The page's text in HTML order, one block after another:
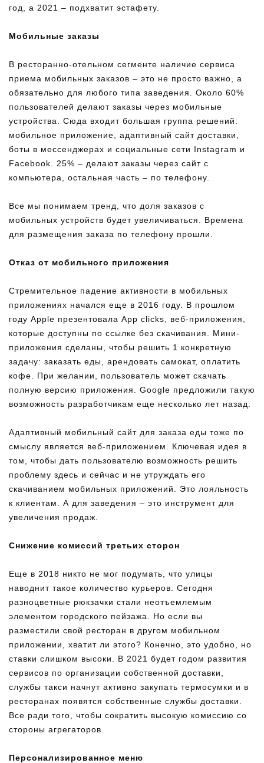
год, а 2021 – подхватит эстафету.
Мобильные заказы
В ресторанно-отельном сегменте наличие сервиса
приема мобильных заказов – это не просто важно, а
обязательно для любого типа заведения. Около 60%
пользователей делают заказы через мобильные
устройства. Сюда входит большая группа решений:
мобильное приложение, адаптивный сайт доставки,
боты в мессенджерах и социальные сети Instagram и
Facebook. 25% – делают заказы через сайт c
компьютера, остальная часть – по телефону.
Все мы понимаем тренд, что доля заказов с
мобильных устройств будет увеличиваться. Времена
для размещения заказа по телефону прошли.
Отказ от мобильного приложения
Стремительное падение активности в мобильных
приложениях начался еще в 2016 году. В прошлом
году Apple презентовала App clicks, веб-приложения,
которые доступны по ссылке без скачивания. Мини-
приложения сделаны, чтобы решить 1 конкретную
задачу: заказать еды, арендовать самокат, оплатить
кофе. При желании, пользователь может скачать
полную версию приложения. Google предложили такую
возможность разработчикам еще несколько лет назад.
Адаптивный мобильный сайт для заказа еды тоже по
смыслу является веб-приложением. Ключевая идея в
том, чтобы дать пользователю возможность решить
проблему здесь и сейчас и не утруждать его
скачиванием мобильных приложений. Это лояльность
к клиентам. А для заведения – это инструмент для
увеличения продаж.
Снижение комиссий третьих сторон
Еще в 2018 никто не мог подумать, что улицы
наводнит такое количество курьеров. Сегодня
разноцветные рюкзачки стали неотъемлемым
элементом городского пейзажа. Но если вы
разместили свой ресторан в другом мобильном
приложении, хватит ли этого? Конечно, это удобно, но
ставки слишком высоки. В 2021 будет годом развития
сервисов по организации собственной доставки,
службы такси начнут активно закупать термосумки и в
ресторанах появятся собственные службы доставки.
Все ради того, чтобы сократить высокую комиссию со
стороны агрегаторов.
Персонализированное меню